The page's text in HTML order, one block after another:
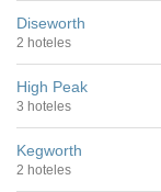
Diseworth
2 hoteles
High Peak
3 hoteles
Kegworth
2 hoteles